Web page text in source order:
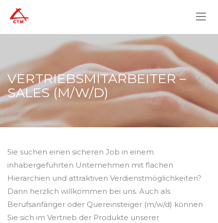
VERTRIEBSMITARBEITER –
SALES (M/W/D)
Sie suchen einen sicheren Job in einem
inhabergeführten Unternehmen mit flachen
Hierarchien und attraktiven Verdienstmöglichkeiten?
Dann herzlich willkommen bei uns. Auch als
Berufsanfänger oder Quereinsteiger (m/w/d) können
Sie sich im Vertrieb der Produkte unserer